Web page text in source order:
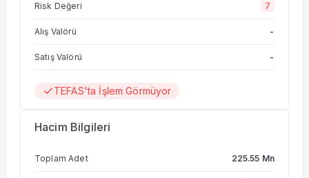
Risk Değeri 7
Alış Valörü -
Satış Valörü -
TEFAS'ta İşlem Görmüyor
Hacim Bilgileri
Toplam Adet 225.55 Mn